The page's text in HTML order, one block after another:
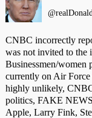
CNBC incorrectly
was not invited to the
Businessmen/women
currently on Air
highly unlikely,
politics, FAKE
Apple, Larry Fink,